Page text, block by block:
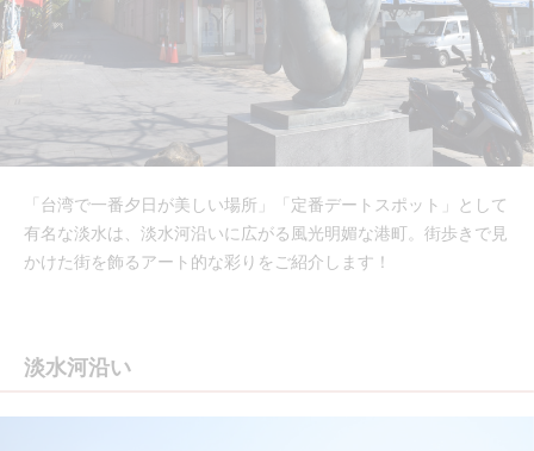
「台湾で一番夕日が美しい場所」「定番デートスポット」として
有名な淡水は、淡水河沿いに広がる風光明媚な港町。街歩きで見
かけた街を飾るアート的な彩りをご紹介します！
淡水河沿い